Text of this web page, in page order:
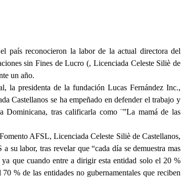
país reconocieron la labor de la actual directora del
sin Fines de Lucro (, Licenciada Celeste Siliè de
un año.
la presidenta de la fundación Lucas Fernández Inc.,
Castellanos se ha empeñado en defender el trabajo y
tras calificarla como ¨”La mamá de las
AFSL, Licenciada Celeste Siliè de Castellanos,
su labor, tras revelar que “cada día se demuestra mas
que cuando entre a dirigir esta entidad solo el 20 %
% de las entidades no gubernamentales que reciben